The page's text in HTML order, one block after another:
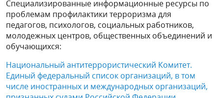
Специализированные информационные ресурсы по
проблемам профилактики терроризма для
педагогов, психологов, социальных работников,
молодежных центров, общественных объединений и
обучающихся:
Национальный антитеррористический Комитет.
Единый федеральный список организаций, в том
числе иностранных и международных организаций,